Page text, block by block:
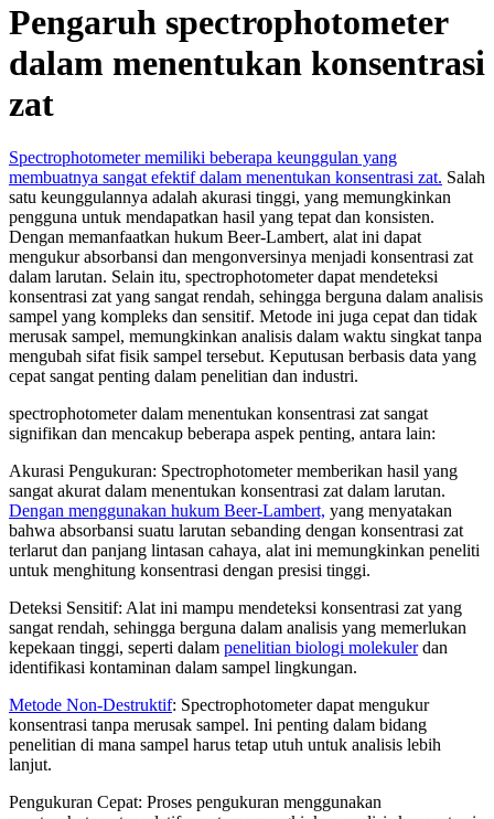
Pengaruh spectrophotometer
dalam menentukan konsentrasi
zat
Spectrophotometer memiliki beberapa keunggulan yang
membuatnya sangat efektif dalam menentukan konsentrasi zat. Salah
satu keunggulannya adalah akurasi tinggi, yang memungkinkan
pengguna untuk mendapatkan hasil yang tepat dan konsisten.
Dengan memanfaatkan hukum Beer-Lambert, alat ini dapat
mengukur absorbansi dan mengonversinya menjadi konsentrasi zat
dalam larutan. Selain itu, spectrophotometer dapat mendeteksi
konsentrasi zat yang sangat rendah, sehingga berguna dalam analisis
sampel yang kompleks dan sensitif. Metode ini juga cepat dan tidak
merusak sampel, memungkinkan analisis dalam waktu singkat tanpa
mengubah sifat fisik sampel tersebut. Keputusan berbasis data yang
cepat sangat penting dalam penelitian dan industri.
spectrophotometer dalam menentukan konsentrasi zat sangat
signifikan dan mencakup beberapa aspek penting, antara lain:
Akurasi Pengukuran: Spectrophotometer memberikan hasil yang
sangat akurat dalam menentukan konsentrasi zat dalam larutan.
Dengan menggunakan hukum Beer-Lambert, yang menyatakan
bahwa absorbansi suatu larutan sebanding dengan konsentrasi zat
terlarut dan panjang lintasan cahaya, alat ini memungkinkan peneliti
untuk menghitung konsentrasi dengan presisi tinggi.
Deteksi Sensitif: Alat ini mampu mendeteksi konsentrasi zat yang
sangat rendah, sehingga berguna dalam analisis yang memerlukan
kepekaan tinggi, seperti dalam penelitian biologi molekulerdan
identifikasi kontaminan dalam sampel lingkungan.
Metode Non-Destruktif: Spectrophotometer dapat mengukur
konsentrasi tanpa merusak sampel. Ini penting dalam bidang
penelitian di mana sampel harus tetap utuh untuk analisis lebih
lanjut.
Pengukuran Cepat: Proses pengukuran menggunakan